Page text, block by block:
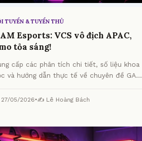
TUYỂN & TUYỂN THỦ
Esports: VCS vô địch APAC,
tỏa sáng!
cấp các phân tích chi tiết, số liệu khoa
và hướng dẫn thực tế về chuyên đề GAM
gia.
27/05/2026•✍️ Lê Hoàng Bách